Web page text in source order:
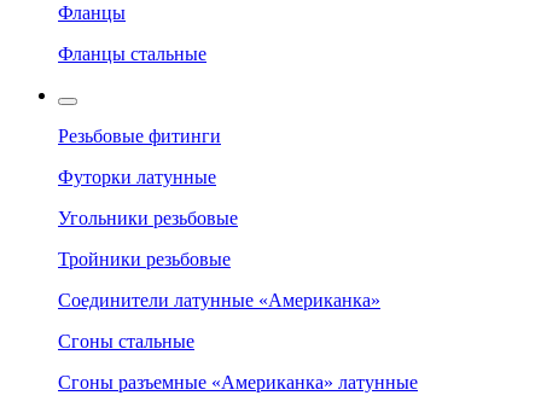
Фланцы
Фланцы стальные
Резьбовые фитинги
Футорки латунные
Угольники резьбовые
Тройники резьбовые
Соединители латунные «Американка»
Сгоны стальные
Сгоны разъемные «Американка» латунные